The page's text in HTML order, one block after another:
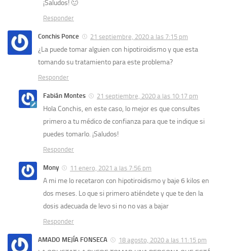
¡Saludos! 🙂
Responder
Conchis Ponce 21 septiembre, 2020 a las 7:15 pm
¿La puede tomar alguien con hipotiroidismo y que esta
tomando su tratamiento para este problema?
Responder
Fabián Montes 21 septiembre, 2020 a las 10:17 pm
Hola Conchis, en este caso, lo mejor es que consultes
primero a tu médico de confianza para que te indique si
puedes tomarlo. ¡Saludos!
Responder
Mony 11 enero, 2021 a las 7:56 pm
A mi me lo recetaron con hipotiroidismo y baje 6 kilos en
dos meses. Lo que si primero atiéndete y que te den la
dosis adecuada de levo si no no vas a bajar
Responder
AMADO MEJÍA FONSECA 18 agosto, 2020 a las 11:15 pm